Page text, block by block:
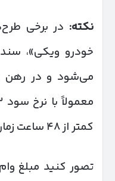
نکته: در برخی
خودرو ویکی»،
می‌شود و در رهن
کمتر از ۴۸ ساعت زمان می‌برد.
تصور کنید مبلغ وام